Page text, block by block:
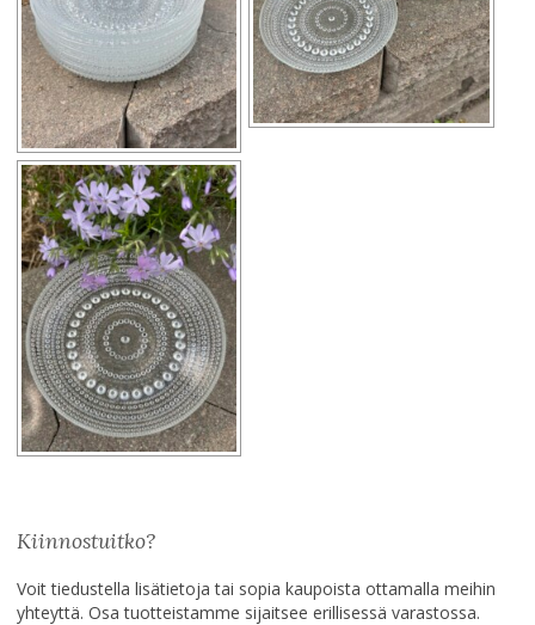
Kiinnostuitko?
Voit tiedustella lisätietoja tai sopia kaupoista ottamalla meihin
yhteyttä. Osa tuotteistamme sijaitsee erillisessä varastossa.